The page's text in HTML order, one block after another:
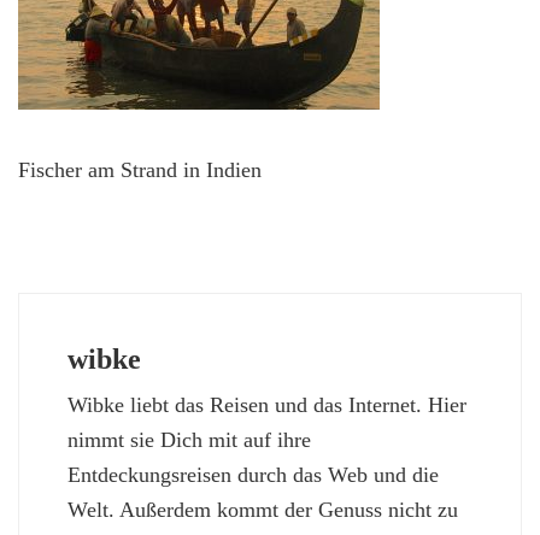
Fischer am Strand in Indien
wibke
Wibke liebt das Reisen und das Internet. Hier
nimmt sie Dich mit auf ihre
Entdeckungsreisen durch das Web und die
Welt. Außerdem kommt der Genuss nicht zu